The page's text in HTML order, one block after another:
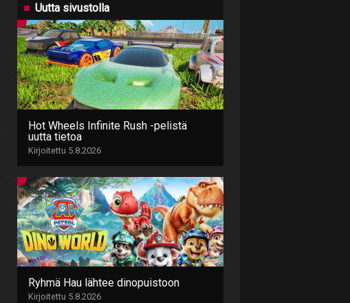
Uutta sivustolla
Hot Wheels Infinite Rush -pelistä
uutta tietoa
Kirjoitettu 5.8.2026
Ryhmä Hau lähtee dinopuistoon
Kirjoitettu 5.8.2026